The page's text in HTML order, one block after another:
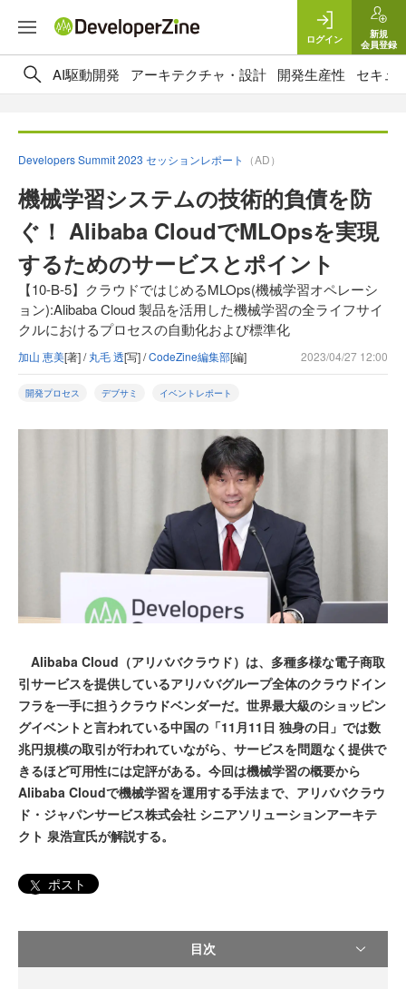
ログイン
新規
会員登録
AI駆動開発 アーキテクチャ・設計 開発生産性 セキュ
Developers Summit 2023 セッションレポート （AD）
機械学習システムの技術的負債を防
ぐ！ Alibaba CloudでMLOpsを実現
するためのサービスとポイント
【10-B-5】クラウドではじめるMLOps(機械学習オペレーシ
ョン):Alibaba Cloud 製品を活用した機械学習の全ライフサイ
クルにおけるプロセスの自動化および標準化
加山 恵美[著] /丸毛 透[写] /CodeZine編集部[編] 2023/04/27 12:00
開発プロセス デブサミ イベントレポート
Alibaba Cloud（アリババクラウド）は、多種多様な電子商取
引サービスを提供しているアリババグループ全体のクラウドイン
フラを一手に担うクラウドベンダーだ。世界最大級のショッピン
グイベントと言われている中国の「11月11日 独身の日」では数
兆円規模の取引が行われていながら、サービスを問題なく提供で
きるほど可用性には定評がある。今回は機械学習の概要から
Alibaba Cloudで機械学習を運用する手法まで、アリババクラウ
ド・ジャパンサービス株式会社 シニアソリューションアーキテ
クト 泉浩宣氏が解説する。
ポスト
目次